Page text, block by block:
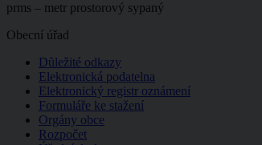
prms – metr prostorový sypaný
Obecní úřad
Důležité odkazy
Elektronická podatelna
Elektronický registr oznámení
Formuláře ke stažení
Orgány obce
Rozpočet